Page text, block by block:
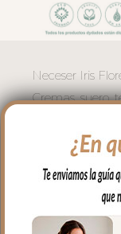
Neceser Iris
Cremas, suero,
y a mano
da gusto abrirlo.
En tejido
estampado Iris